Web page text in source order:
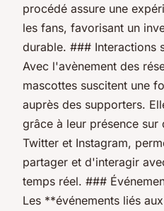
procédé assure une
les fans, favorisant un
durable. ### Interactions
Avec l'avènement des
mascottes suscitent une
auprès des supporters.
grâce à leur présence
Twitter et Instagram,
partager et d'interagir
temps réel. ###
Les **événements liés